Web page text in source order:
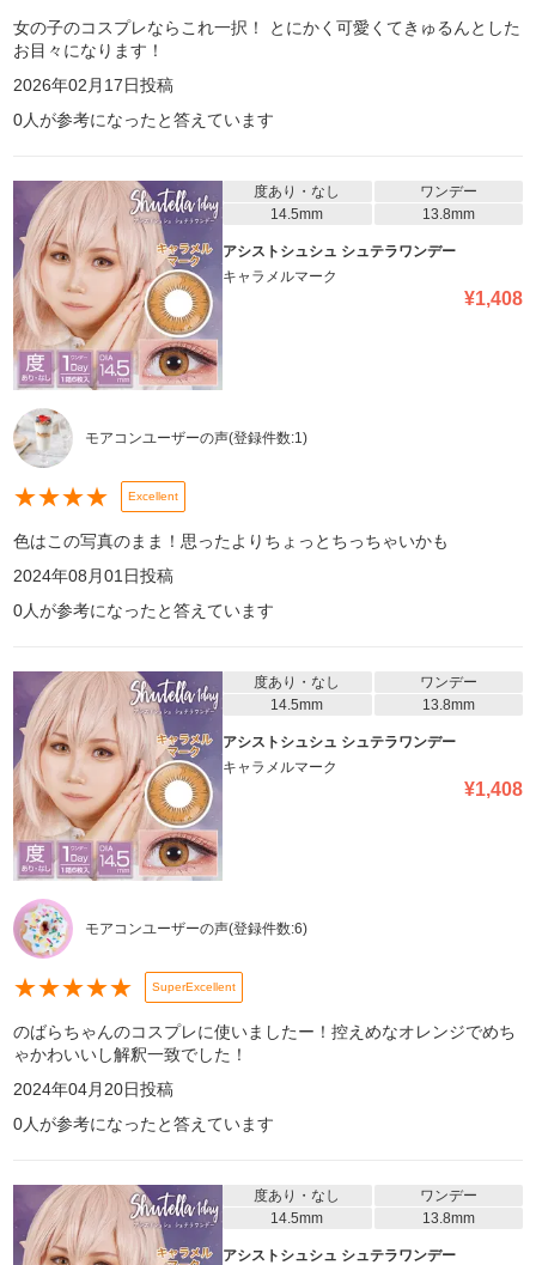
女の子のコスプレならこれ一択！ とにかく可愛くてきゅるんとした
お目々になります！
2026年02月17日投稿
0人が参考になったと答えています
度あり・なし
ワンデー
14.5mm
13.8mm
アシストシュシュ シュテラワンデー
キャラメルマーク
¥1,408
モアコンユーザーの声(登録件数:1)
★★★★ Excellent
色はこの写真のまま！思ったよりちょっとちっちゃいかも
2024年08月01日投稿
0人が参考になったと答えています
度あり・なし
ワンデー
14.5mm
13.8mm
アシストシュシュ シュテラワンデー
キャラメルマーク
¥1,408
モアコンユーザーの声(登録件数:6)
★★★★★ SuperExcellent
のばらちゃんのコスプレに使いましたー！控えめなオレンジでめち
ゃかわいいし解釈一致でした！
2024年04月20日投稿
0人が参考になったと答えています
度あり・なし
ワンデー
14.5mm
13.8mm
アシストシュシュ シュテラワンデー